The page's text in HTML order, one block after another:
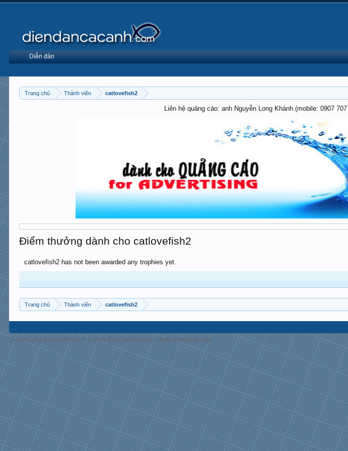
Trang chủ Thành viên catlovefish2
Liên hệ quảng cáo: anh Nguyễn Long Khánh (mobile: 0907
Điểm thưởng dành cho catlovefish2
catlovefish2 has not been awarded any trophies yet.
Trang chủ Thành viên catlovefish2
Diễn đàn
Forum software by XenForo™© 2010-2018 XenForo Ltd. | Media embeds by s9e